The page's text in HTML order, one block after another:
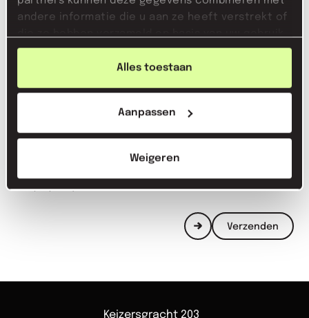
andere informatie die u aan ze heeft verstrekt of
die ze hebben verzameld op basis van uw gebruik
van hun services.
Alles toestaan
Aanpassen
Weigeren
(verplicht).
Verzenden
Keizersgracht 203